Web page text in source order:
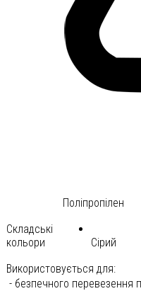
Поліпропілен
Складські
кольори
Сірий
Використовується для:
- безпечного перевезення